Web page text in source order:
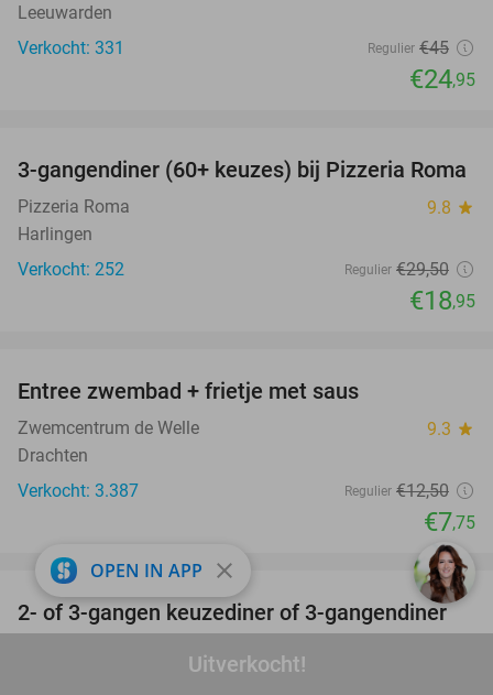
Uitverkocht!
Leeuwarden
Verkocht: 331
Regulier €45
€24,95
36%
3-gangendiner (60+ keuzes) bij Pizzeria Roma
Pizzeria Roma 9.8 star
Harlingen
Verkocht: 252
Regulier €29,50
€18,95
Entree zwembad + frietje met saus
Zwemcentrum de Welle 9.3 star
Drachten
Verkocht: 3.387
Regulier €12,50
€7,75
47%
favorite_border
2- of 3-gangen keuzediner of 3-gangendiner
OPEN IN APP close